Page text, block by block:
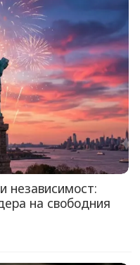
независимост:
на свободния